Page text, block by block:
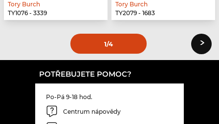
Tory Burch
TY1076 - 3339
Tory Burch
TY2079 - 1683
1/4 ›
POTŘEBUJETE POMOC?
Po-Pá 9-18 hod.
Centrum nápovědy